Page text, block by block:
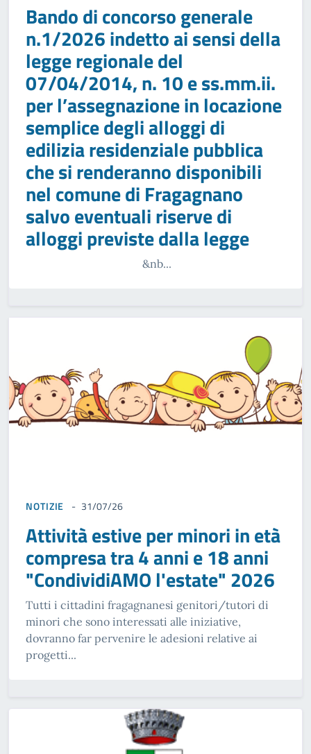
Bando di concorso generale
n.1/2026 indetto ai sensi della
legge regionale del
07/04/2014, n. 10 e ss.mm.ii.
per l’assegnazione in locazione
semplice degli alloggi di
edilizia residenziale pubblica
che si renderanno disponibili
nel comune di Fragagnano
salvo eventuali riserve di
alloggi previste dalla legge
&nb...
NOTIZIE 31/07/26
Attività estive per minori in età
compresa tra 4 anni e 18 anni
"CondividiAMO l'estate" 2026
Tutti i cittadini fragagnanesi genitori/tutori di
minori che sono interessati alle iniziative,
dovranno far pervenire le adesioni relative ai
progetti...